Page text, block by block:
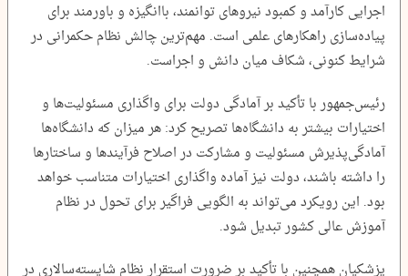
اجرایی کارآمد و کمبود نیروهای توانمند، باانگیزه و باورمند برای
پیاده‌سازی راهکارهای علمی است. مهم‌ترین چالش نظام حکمرانی در
شرایط کنونی، شکاف میان دانش و اجراست.
رئیس‌جمهور با تأکید بر آمادگی دولت برای واگذاری مسئولیت‌ها و
اختیارات بیشتر به دانشگاه‌ها تصریح کرد: هر میزان که دانشگاه‌ها
آمادگی‌پذیرش مسئولیت و مشارکت در اصلاح فرآیندها و ساختارها
را داشته باشند، دولت نیز آماده واگذاری اختیارات متناسب خواهد
بود. این رویکرد می‌تواند به الگویی فراگیر برای تحول در نظام
آموزش عالی کشور تبدیل شود.
پزشکیان همچنین با تأکید بر ضرورت استقرار نظام شایسته‌سالاری در